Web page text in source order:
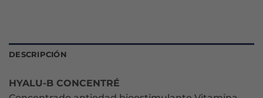
DESCRIPCIÓN
HYALU-B CONCENTRÉ